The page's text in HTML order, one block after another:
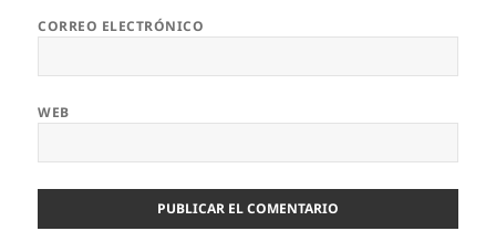
CORREO ELECTRÓNICO
WEB